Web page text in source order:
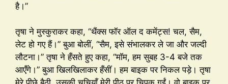
है।”
तृषा ने मुस्कुराकर कहा, “थैंक्स फॉर ऑल द कमेंट्स! चल, सैम,
लेट हो गए हैं।” बुआ बोलीं, “सैम, इसे संभालकर ले जा और जल्दी
लौटना।” तृषा ने हँसते हुए कहा, “मॉम, हम सुबह 3-4 बजे तक
आएँगे।” बुआ खिलखिलाकर हँसीं। हम बाइक पर निकल पड़े। तृषा